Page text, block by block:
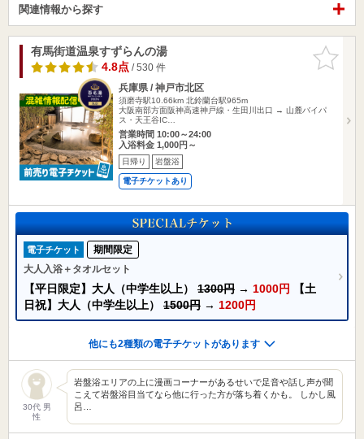
関連情報から探す
お気に入
りに追加
有馬街道温泉すずらんの湯
4.8点/ 530 件
兵庫県 / 神戸市北区
須磨寺駅10.66km 北鈴蘭台駅965m
大阪南部方面阪神高速神戸線・生田川出口 → 山麓バイパ
ス・天王谷IC…
営業時間 10:00～24:00
入浴料金 1,000円～
日帰り 岩盤浴
電子チケットあり
電子チケット
期間限定
大人入浴＋タオルセット
【平日限定】大人（中学生以上） 1300円 → 1000円
【土
日祝】大人（中学生以上） 1500円 → 1200円
他にも2種類の電子チケットがあります
30代 男
性
岩盤浴エリアの上に漫画コーナーがあるせいで足音や話し声が聞
こえて岩盤浴目当てなら他に行った方が落ち着くかも。 しかし風
呂…